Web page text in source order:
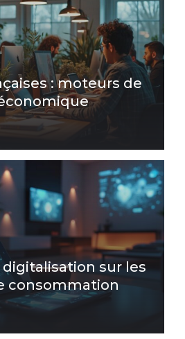
: moteurs de
sur les
consommation